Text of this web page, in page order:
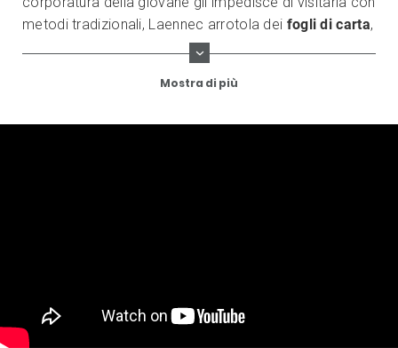
metodi tradizionali, Laennec arrotola dei fogli di carta,
appoggia un’estremità sul torace della paziente e
l’orecchio all’altra: è il primo rudimentale
In seguito perfezionerà alcuni prototipi realizzati con
Mostra di più